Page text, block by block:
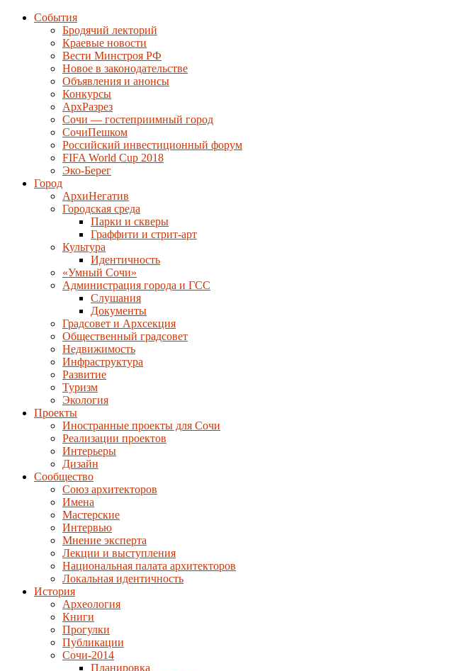
События
Бродячий лекторий
Краевые новости
Вести Минстроя РФ
Новое в законодательстве
Объявления и анонсы
Конкурсы
АрхРазрез
Сочи — гостеприимный город
СочиПешком
Российский инвестиционный форум
FIFA World Cup 2018
Эко-Берег
Город
АрхиНегатив
Городская среда
Парки и скверы
Граффити и стрит-арт
Культура
Идентичность
«Умный Сочи»
Администрация города и ГСС
Слушания
Документы
Градсовет и Архсекция
Общественный градсовет
Недвижимость
Инфраструктура
Развитие
Туризм
Экология
Проекты
Иностранные проекты для Сочи
Реализации проектов
Интерьеры
Дизайн
Сообщество
Союз архитекторов
Имена
Мастерские
Интервью
Мнение эксперта
Лекции и выступления
Национальная палата архитекторов
Локальная идентичность
История
Археология
Книги
Прогулки
Публикации
Сочи-2014
Планировка